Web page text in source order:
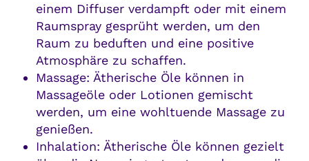
einem Diffuser verdampft oder mit einem
Raumspray gesprüht werden, um den
Raum zu beduften und eine positive
Atmosphäre zu schaffen.
Massage: Ätherische Öle können in
Massageöle oder Lotionen gemischt
werden, um eine wohltuende Massage zu
genießen.
Inhalation: Ätherische Öle können gezielt